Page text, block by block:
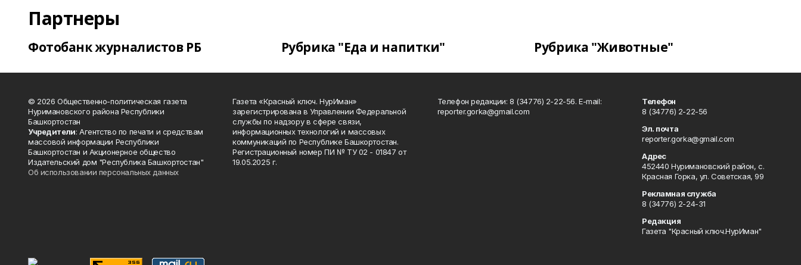
Партнеры
Фотобанк журналистов РБ Рубрика "Еда и напитки" Рубрика "Животные"
© 2026 Общественно-политическая газета
Нуримановского района Республики
Башкортостан
Учредители: Агентство по печати и средствам
массовой информации Республики
Башкортостан и Акционерное общество
Издательский дом "Республика Башкортостан"
Об использовании персональных данных
Газета «Красный ключ. НурИман»
зарегистрирована в Управлении Федеральной
службы по надзору в сфере связи,
информационных технологий и массовых
коммуникаций по Республике Башкортостан.
Регистрационный номер ПИ № ТУ 02 - 01847 от
19.05.2025 г.
Телефон редакции: 8 (34776) 2-22-56. E-mail:
reporter.gorka@gmail.com
Телефон
8 (34776) 2-22-56
Эл. почта
reporter.gorka@gmail.com
Адрес
452440 Нуримановский район, с.
Красная Горка, ул. Советская, 99
Рекламная служба
8 (34776) 2-24-31
Редакция
Газета "Красный ключ.НурИман"